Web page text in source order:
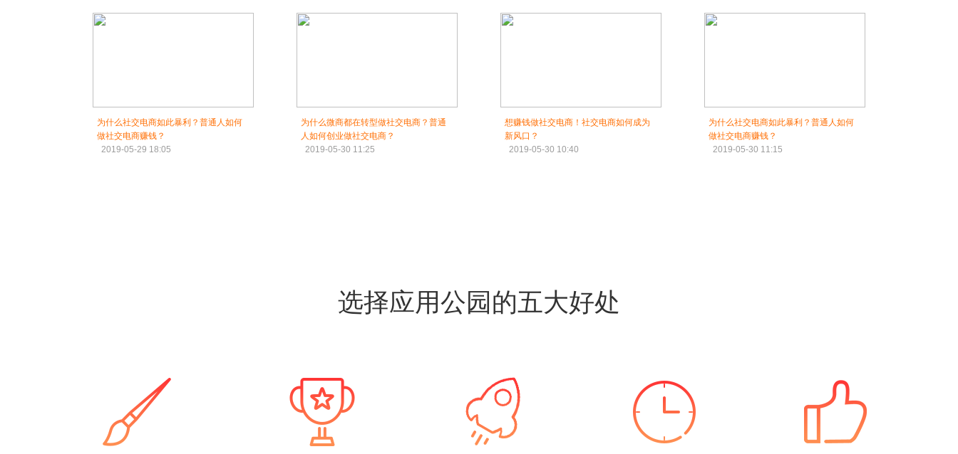
为什么社交电商如此暴利？普通人如何
做社交电商赚钱？
2019-05-29 18:05
为什么微商都在转型做社交电商？普通
人如何创业做社交电商？
2019-05-30 11:25
想赚钱做社交电商！社交电商如何成为
新风口？
2019-05-30 10:40
为什么社交电商如此暴利？普通人如何
做社交电商赚钱？
2019-05-30 11:15
选择应用公园的五大好处